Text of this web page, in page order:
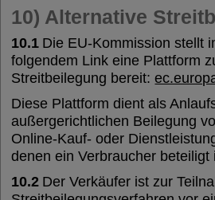
10) Alternative
10.1 Die EU-Kommission stellt
folgendem Link eine Plattform
Streitbeilegung bereit:
Diese Plattform dient als
außergerichtlichen Beilegung
Online-Kauf- oder
denen ein Verbraucher beteiligt
10.2 Der Verkäufer ist zur